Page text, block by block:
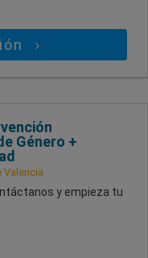
Género +
Valencia
y empieza tu